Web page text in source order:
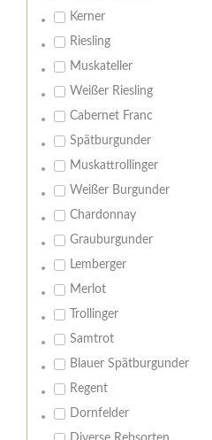
Kerner
Riesling
Muskateller
Weißer Riesling
Cabernet Franc
Spätburgunder
Muskattrollinger
Weißer Burgunder
Chardonnay
Grauburgunder
Lemberger
Merlot
Trollinger
Samtrot
Blauer Spätburgunder
Regent
Dornfelder